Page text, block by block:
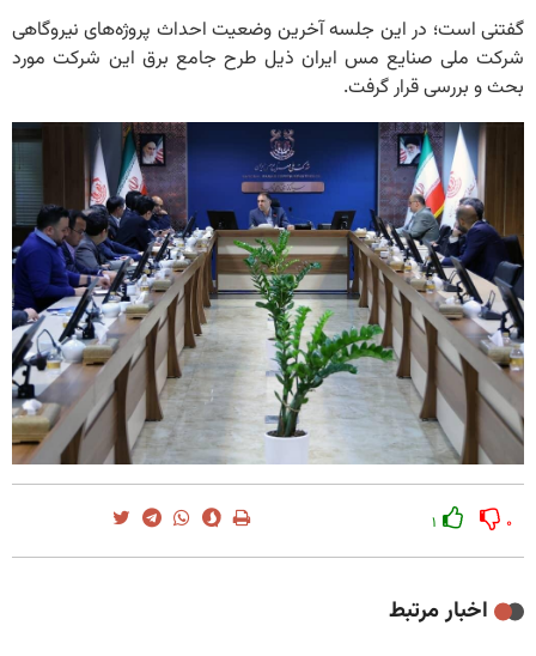
گفتنی است؛ در این جلسه آخرین وضعیت احداث پروژه‌های نیروگاهی
شرکت ملی صنایع مس ایران ذیل طرح جامع برق این شرکت مورد
بحث و بررسی قرار گرفت.
۰ ۱
اخبار مرتبط